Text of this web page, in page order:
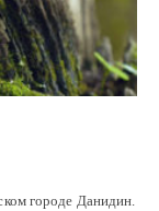
городе Данидин.